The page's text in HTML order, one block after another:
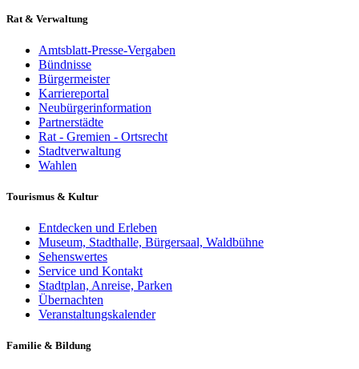
Rat & Verwaltung
Amtsblatt-Presse-Vergaben
Bündnisse
Bürgermeister
Karriereportal
Neubürgerinformation
Partnerstädte
Rat - Gremien - Ortsrecht
Stadtverwaltung
Wahlen
Tourismus & Kultur
Entdecken und Erleben
Museum, Stadthalle, Bürgersaal, Waldbühne
Sehenswertes
Service und Kontakt
Stadtplan, Anreise, Parken
Übernachten
Veranstaltungskalender
Familie & Bildung